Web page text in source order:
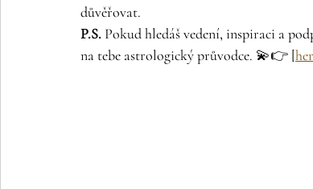
důvěřovat.
P.S. Pokud hledáš vedení, inspiraci a
na tebe astrologický průvodce. 💫👉 [